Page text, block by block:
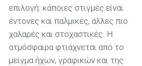
επιλογή: κάποιες στιγμές είναι
έντονες και παλμικές, άλλες πιο
χαλαρές και στοχαστικές. Η
ατμόσφαιρα φτιάχνεται από το
μείγμα ήχων, γραφικών και της